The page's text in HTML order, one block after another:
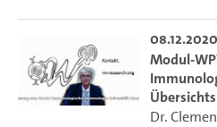
08.12.2020
Modul-
Dr.